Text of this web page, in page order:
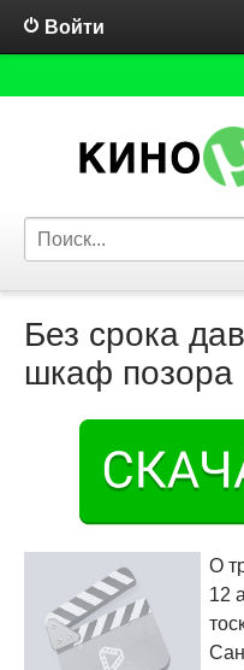
Войти
Без срока
шкаф позора
О
12